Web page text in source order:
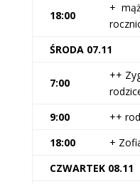
18:00
+
ŚRODA 07.11
7:00
++
9:00
++
18:00
+
CZWARTEK 08.11